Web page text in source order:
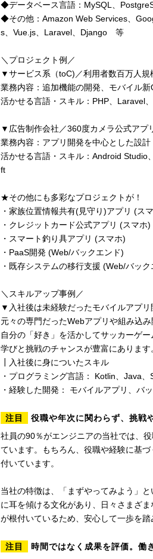
◆データベース言語：MySQL、
◆その他：Amazon Web Services、
s、Vue.js、Laravel、Django 等
＼プロジェクト例／
▼サービス系（toC)／利用者数百万人規
業務内容：追加機能の開発、モバイル
活かせる言語・スキル：PHP、Laravel
▼広告制作会社／360度カメラ公式アプ
業務内容：アプリ開発を中心とした設
活かせる言語・スキル：Android Studio
ft
★その他にも多彩なプロジェクトが！
・家族位置情報共有(見守り)アプリ (ス
・クレジットカード公式アプリ (スマホ)
・スマート釣り具アプリ (スマホ)
・PaaS開発 (Web/バックエンド)
・既存システムの移行支援 (Web/バック
＼スキルアップ事例／
▼入社後は未経験だったモバイルアプリ
元々の専門だったWebアプリや組み込
自分の「好き」を活かしてサッカーゲー
学びと挑戦のチャンスが豊富にあります
┃入社後に身についたスキル
・プログラミング言語： Kotlin、Java、
・経験した開発： モバイルアプリ、バ
注目
役職や年次に関わらず、挑戦
社員の90％がエンジニアの当社では、
ています。もちろん、役職や経験に基
付いています。
当社の特徴は、「まずやってみよう」
に耳を傾ける文化があり、日々さまざ
が根付いているため、安心して一歩を踏
注目 時間ではなく成果を評価。働